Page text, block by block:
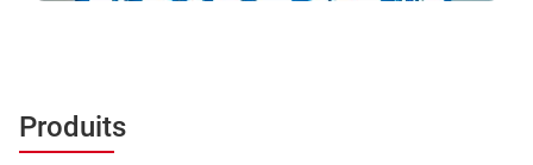
Produits